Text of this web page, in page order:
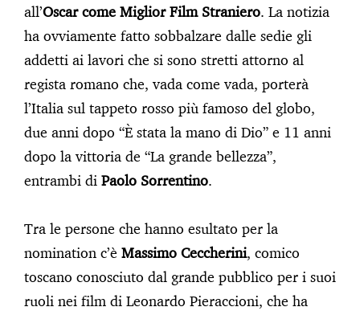
all’Oscar come Miglior Film Straniero. La notizia
ha ovviamente fatto sobbalzare dalle sedie gli
addetti ai lavori che si sono stretti attorno al
regista romano che, vada come vada, porterà
l’Italia sul tappeto rosso più famoso del globo,
due anni dopo “È stata la mano di Dio” e 11 anni
dopo la vittoria de “La grande bellezza”,
entrambi di Paolo Sorrentino.
Tra le persone che hanno esultato per la
nomination c’è Massimo Ceccherini, comico
toscano conosciuto dal grande pubblico per i suoi
ruoli nei film di Leonardo Pieraccioni, che ha